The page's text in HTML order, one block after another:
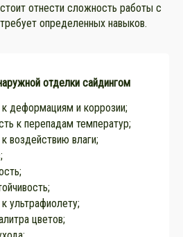
отнести сложность работы с
определенных навыков.
отделки сайдингом
к деформациям и коррозии;
к перепадам температур;
воздействию влаги;
ультрафиолету;
цветов;